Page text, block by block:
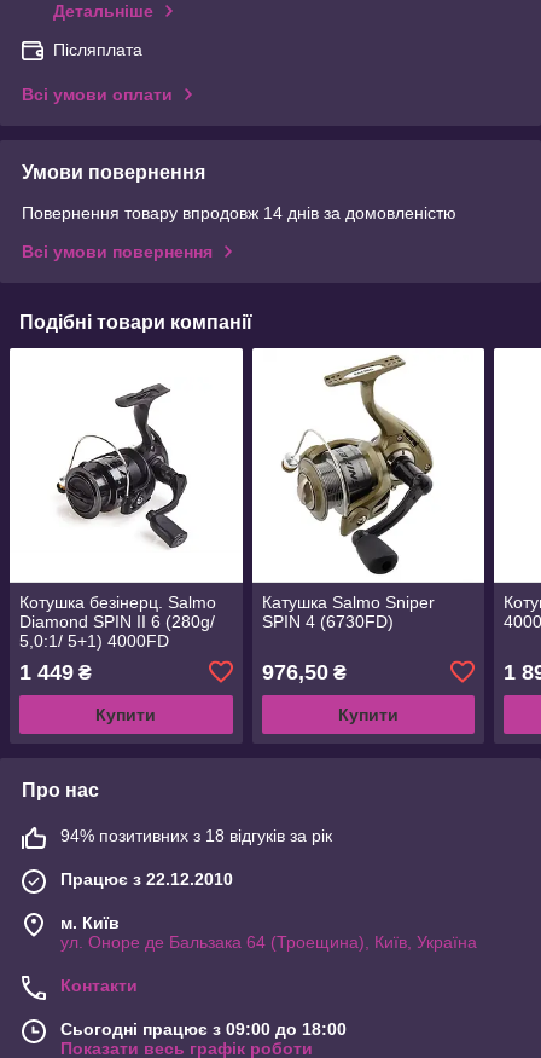
Детальніше
Післяплата
Всі умови оплати
Умови повернення
Повернення товару впродовж 14 днів за домовленістю
Всі умови повернення
Подібні товари компанії
Котушка безінерц. Salmo
Diamond SPIN II 6 (280g/
5,0:1/ 5+1) 4000FD
1 449 ₴
Купити
Катушка Salmo Sniper
SPIN 4 (6730FD)
976,50₴
Купити
1
Про нас
94% позитивних з 18 відгуків за рік
Працює з 22.12.2010
м. Київ
ул. Оноре де Бальзака 64 (Троещина), Київ, Україна
Контакти
Сьогодні працює з 09:00 до 18:00
Показати весь графік роботи